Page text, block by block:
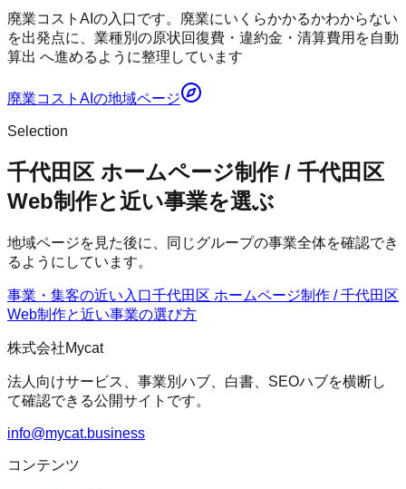
廃業コストAIの入口です。廃業にいくらかかるかわからない
を出発点に、業種別の原状回復費・違約金・清算費用を自動
算出 へ進めるように整理しています
廃業コストAI の地域ページ
Selection
千代田区 ホームページ制作 / 千代田区
Web制作と近い事業を選ぶ
地域ページを見た後に、同じグループの事業全体を確認でき
るようにしています。
事業・集客の近い入口千代田区 ホームページ制作 / 千代田区
Web制作と近い事業の選び方
株式会社Mycat
法人向けサービス、事業別ハブ、白書、SEOハブを横断し
て確認できる公開サイトです。
info@mycat.business
コンテンツ